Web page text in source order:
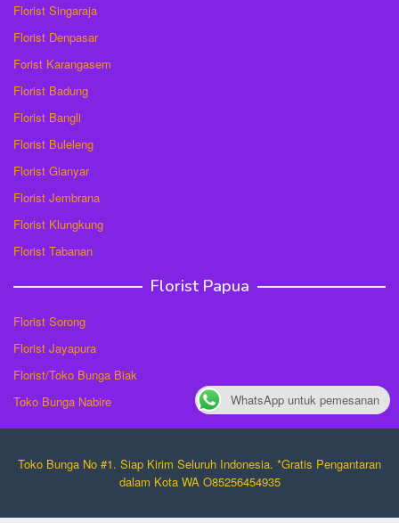
Florist Singaraja
Florist Denpasar
Forist Karangasem
Florist Badung
Florist Bangli
Florist Buleleng
Florist Gianyar
Florist Jembrana
Florist Klungkung
Florist Tabanan
Florist Papua
Florist Sorong
Florist Jayapura
Florist/Toko Bunga Biak
Toko Bunga Nabire
Toko Bunga No #1. Siap Kirim Seluruh Indonesia. *Gratis Pengantaran
dalam Kota WA O85256454935
WhatsApp untuk pemesanan